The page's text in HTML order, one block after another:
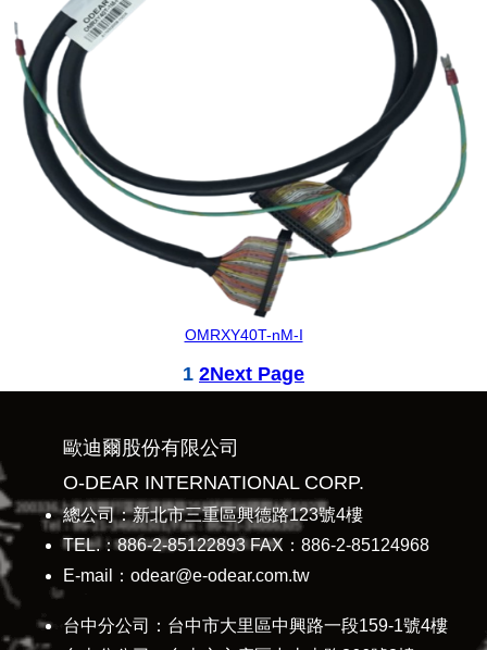
OMRXY40T-nM-I
1 2Next Page
歐迪爾股份有限公司
O-DEAR INTERNATIONAL CORP.
總公司：新北市三重區興德路123號4樓
TEL.：886-2-85122893 FAX：886-2-85124968
E-mail：odear@e-odear.com.tw
台中分公司：台中市大里區中興路一段159-1號4樓